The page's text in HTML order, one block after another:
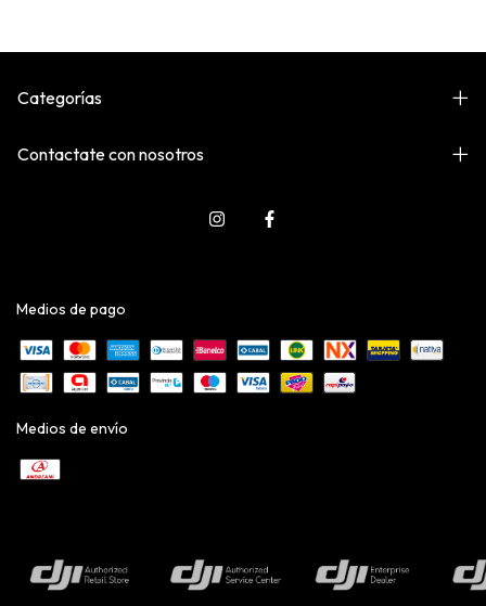
Categorías
Contactate con nosotros
Medios de pago
Medios de envío